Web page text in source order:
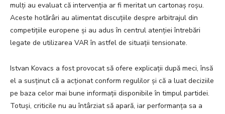
mulți au evaluat că intervenția ar fi meritat un cartonaș roșu.
Aceste hotărâri au alimentat discuțiile despre arbitrajul din
competițiile europene și au adus în centrul atenției întrebări
legate de utilizarea VAR în astfel de situații tensionate.
Istvan Kovacs a fost provocat să ofere explicații după meci, însă
el a susținut că a acționat conform regulilor și că a luat deciziile
pe baza celor mai bune informații disponibile în timpul partidei.
Totuși, criticile nu au întârziat să apară, iar performanța sa a